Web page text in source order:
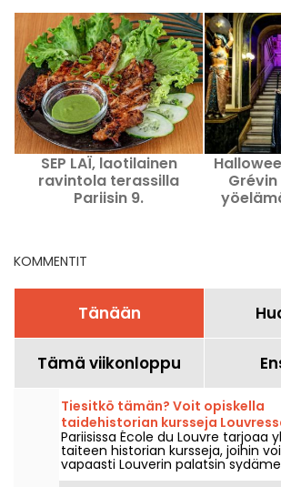
SEP LAÏ, laotilainen
ravintola terassilla
Pariisin 9.
KOMMENTIT
Tänään
Tämä viikonloppu
Tiesitkö tämän? Voit opiskella
taidehistorian kursseja
Pariisissa
Pariisissa École du Louvre tarjoaa
taiteen historian kursseja, joihin
vapaasti Louverin palatsin
vuosi syyskuusta kesäkuuhun.